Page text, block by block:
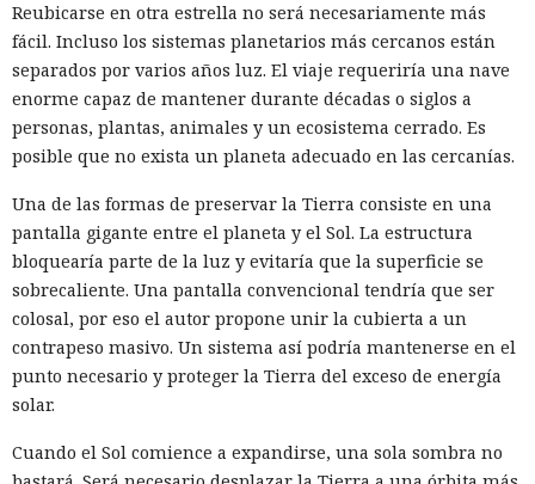
Reubicarse en otra estrella no será necesariamente más
fácil. Incluso los sistemas planetarios más cercanos están
separados por varios años luz. El viaje requeriría una nave
enorme capaz de mantener durante décadas o siglos a
personas, plantas, animales y un ecosistema cerrado. Es
posible que no exista un planeta adecuado en las cercanías.
Una de las formas de preservar la Tierra consiste en una
pantalla gigante entre el planeta y el Sol. La estructura
bloquearía parte de la luz y evitaría que la superficie se
sobrecaliente. Una pantalla convencional tendría que ser
colosal, por eso el autor propone unir la cubierta a un
contrapeso masivo. Un sistema así podría mantenerse en el
punto necesario y proteger la Tierra del exceso de energía
solar.
Cuando el Sol comience a expandirse, una sola sombra no